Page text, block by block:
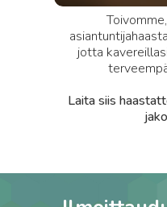
jotta
Laita siis